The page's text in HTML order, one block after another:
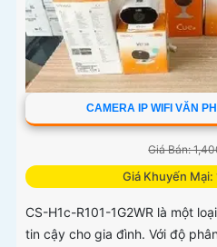
CAMERA IP WIFI VĂN
Giá Bán:
Giá Khuyến
CS-H1c-R101-1G2WR là một
tin cậy cho gia đình. Với độ